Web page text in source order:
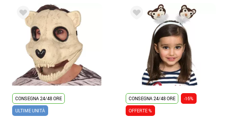
CONSEGNA 24/48 ORE
ULTIME UNITÀ
CONSEGNA 24/48 ORE
-16%
OFFERTE %